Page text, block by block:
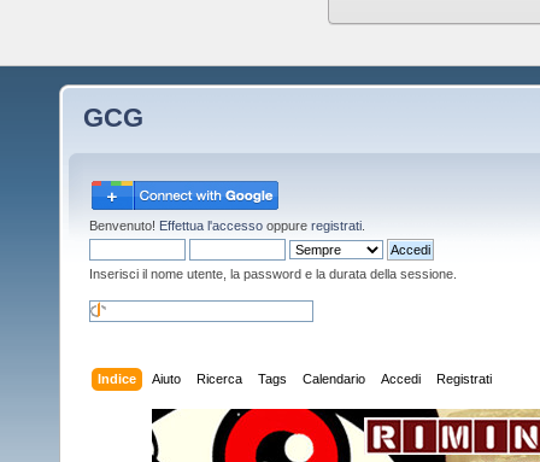
GCG
Benvenuto! Effettua l'accesso oppure registrati
Inserisci il nome utente, la password e la durata della sessione.
Indice Aiuto Ricerca Tags Calendario Accedi Registrati